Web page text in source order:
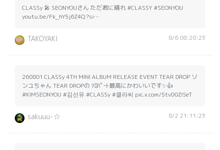
CLASSy 🎤 SEONYOUさん ただ君に晴れ #CLASSY #SEONYOU
youtu.be/Fk_hY5j6Z4Q?si…
TAKOYAKI 8/6 08:20:23
260801 CLASSy 4TH MINI ALBUM RELEASE EVENT TEAR DROP ソ
ンユちゃん TEAR DROPの ｿﾛﾊﾟｰﾄ最高にかわいいです✨️👍
#KIMSEONYOU #김선유 #CLASSy #클라씨 pic.x.com/5tvD0ZlSeT
sakuuu-☆ 8/2 21:11:23